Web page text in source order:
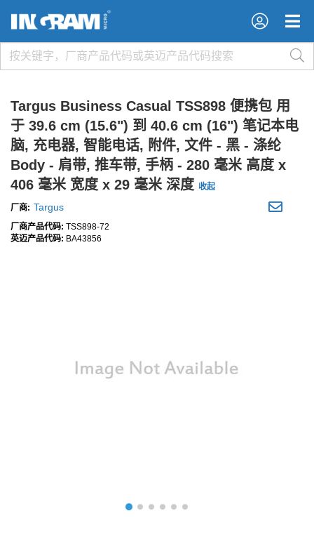
×
×
Targus Business Casual TSS898 便携包 用
于 39.6 cm (15.6") 到 40.6 cm (16") 笔记本电
脑, 充电器, 智能电话, 附件, 文件 - 黑 - 涤纶
Body - 肩带, 推车带, 手柄 - 280 毫米 高度 x
406 毫米 宽度 x 29 毫米 深度 收起
厂商: Targus
厂商产品代码: TSS898-72
英迈产品代码: BA43856